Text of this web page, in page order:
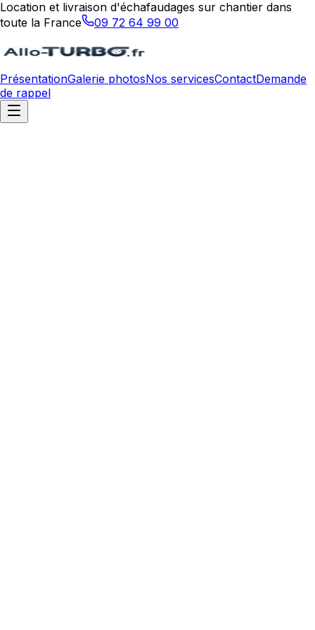
Location et livraison d'échafaudages sur chantier dans
toute la France
09 72 64 99 00
PrésentationGalerie photosNos servicesContactDemande
de rappel